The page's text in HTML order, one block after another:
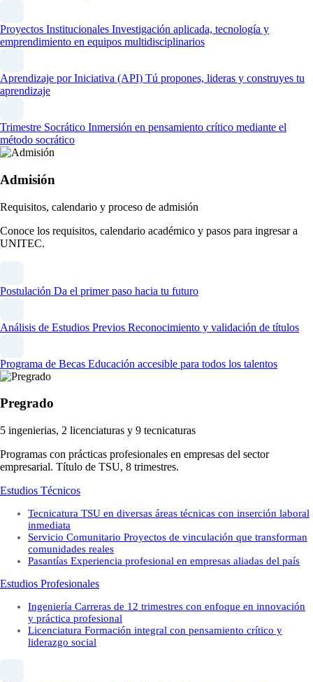
Proyectos Institucionales Investigación aplicada, tecnología y
emprendimiento en equipos multidisciplinarios
Aprendizaje por Iniciativa (API) Tú propones, lideras y construyes tu
aprendizaje
Trimestre Socrático Inmersión en pensamiento crítico mediante el
método socrático
Admisión
Requisitos, calendario y proceso de admisión
Conoce los requisitos, calendario académico y pasos para ingresar a
UNITEC.
Postulación Da el primer paso hacia tu futuro
Análisis de Estudios Previos Reconocimiento y validación de títulos
Programa de Becas Educación accesible para todos los talentos
Pregrado
5 ingenierias, 2 licenciaturas y 9 tecnicaturas
Programas con prácticas profesionales en empresas del sector
empresarial. Título de TSU, 8 trimestres.
Estudios Técnicos
Tecnicatura TSU en diversas áreas técnicas con inserción laboral
inmediata
Servicio Comunitario Proyectos de vinculación que transforman
comunidades reales
Pasantías Experiencia profesional en empresas aliadas del país
Estudios Profesionales
Ingeniería Carreras de 12 trimestres con enfoque en innovación
y práctica profesional
Licenciatura Formación integral con pensamiento crítico y
liderazgo social